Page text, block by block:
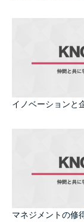
イノベーションと
マネジメントの修